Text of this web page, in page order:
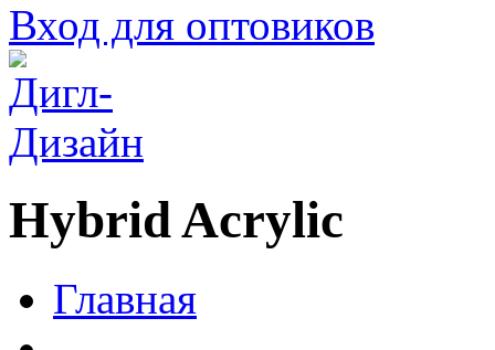
Вход для оптовиков
Hybrid Acrylic
Главная